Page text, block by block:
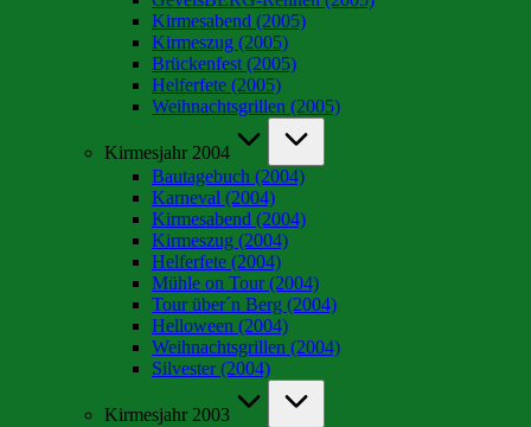
Kirmesabend (2005)
Kirmeszug (2005)
Brückenfest (2005)
Helferfete (2005)
Weihnachtsgrillen (2005)
Kirmesjahr 2004
Bautagebuch (2004)
Karneval (2004)
Kirmesabend (2004)
Kirmeszug (2004)
Helferfete (2004)
Mühle on Tour (2004)
Tour über´n Berg (2004)
Helloween (2004)
Weihnachtsgrillen (2004)
Silvester (2004)
Kirmesjahr 2003